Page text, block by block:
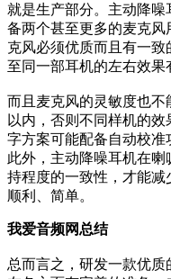
就是生产部分。主动降
备两个甚至更多的麦克
克风必须优质而且有一
至同一部耳机的左右效果
而且麦克风的灵敏度也
以内，否则不同样机的
字方案可能配备自动校准
此外，主动降噪耳机在
持程度的一致性，才能
顺利、简单。
我爱音频网总结
总而言之，研发一款优